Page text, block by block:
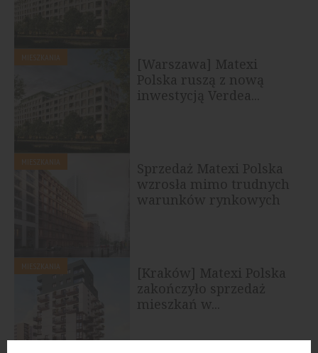
[Warszawa] Matexi
Polska ruszą z nową
inwestycją Verdea...
Sprzedaż Matexi Polska
wzrosła mimo trudnych
warunków rynkowych
[Kraków] Matexi Polska
zakończyło sprzedaż
mieszkań w...